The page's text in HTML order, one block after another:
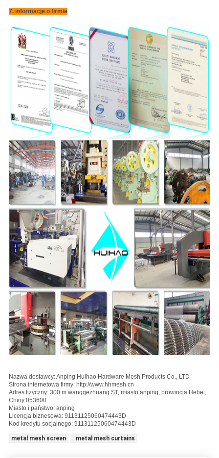
7. informacje o firmie
Nazwa dostawcy: Anping Huihao Hardware Mesh Products Co., LTD
Strona internetowa firmy: http://www.hhmesh.cn
Adres fizyczny: 300 m wanggezhuang ST, miasto anping, prowincja Hebei,
Chiny 053600
Miasto i państwo: anping
Licencja biznesowa: 91131125060474443D
Kod kredytu socjalnego: 91131125060474443D
metal mesh screen metal mesh curtains